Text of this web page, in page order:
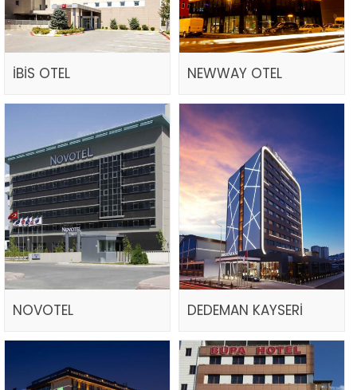
İBİS OTEL NEWWAY OTEL
NOVOTEL DEDEMAN KAYSERİ